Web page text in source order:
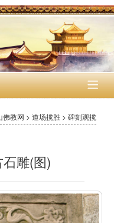

佛教网 > 道场揽胜 > 碑刻观揽
雕(图)